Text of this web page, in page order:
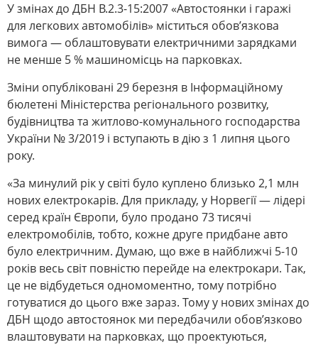
У змінах до ДБН В.2.3-15:2007 «Автостоянки і гаражі
для легкових автомобілів» міститься обов’язкова
вимога — облаштовувати електричними зарядками
не менше 5 % машиномісць на парковках.
Зміни опубліковані 29 березня в Інформаційному
бюлетені Міністерства регіонального розвитку,
будівництва та житлово-комунального господарства
України № 3/2019 і вступають в дію з 1 липня цього
року.
«За минулий рік у світі було куплено близько 2,1 млн
нових електрокарів. Для прикладу, у Норвегії — лідері
серед країн Європи, було продано 73 тисячі
електромобілів, тобто, кожне друге придбане авто
було електричним. Думаю, що вже в найближчі 5-10
років весь світ повністю перейде на електрокари. Так,
це не відбудеться одномоментно, тому потрібно
готуватися до цього вже зараз. Тому у нових змінах до
ДБН щодо автостоянок ми передбачили обов’язково
влаштовувати на парковках, що проектуються,